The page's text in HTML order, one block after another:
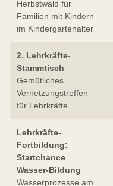
Herbstwald für
Familien mit Kindern
im Kindergartenalter
2. Lehrkräfte-
Stammtisch
Gemütliches
Vernetzungstreffen
für Lehrkräfte
Lehrkräfte-
Fortbildung:
Startchance
Wasser-Bildung
Wasserprozesse am